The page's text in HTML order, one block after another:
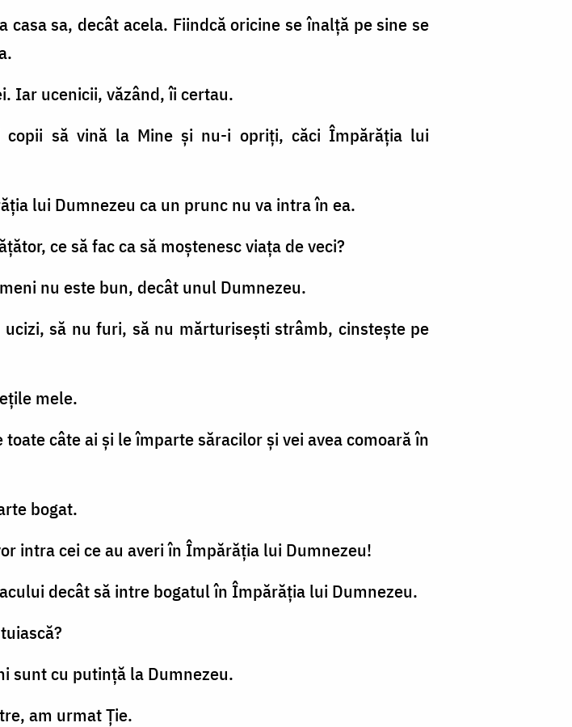
sa, decât acela. Fiindcă oricine se înalţă pe sine se
Iar ucenicii, văzând, îi certau.
să vină la Mine şi nu-i opriţi, căci Împărăţia lui
lui Dumnezeu ca un prunc nu va intra în ea.
ce să fac ca să moştenesc viaţa de veci?
nu este bun, decât unul Dumnezeu.
să nu furi, să nu mărturiseşti strâmb, cinsteşte pe
mele.
câte ai şi le împarte săracilor şi vei avea comoară în
bogat.
intra cei ce au averi în Împărăţia lui Dumnezeu!
decât să intre bogatul în Împărăţia lui Dumnezeu.
sunt cu putinţă la Dumnezeu.
am urmat Ţie.